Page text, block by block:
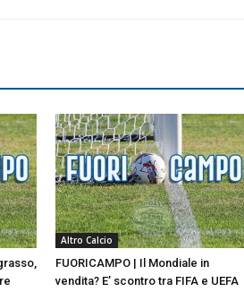
Altro Calcio
FUORICAMPO | Il Mondiale in
vendita? E’ scontro tra FIFA e UEFA